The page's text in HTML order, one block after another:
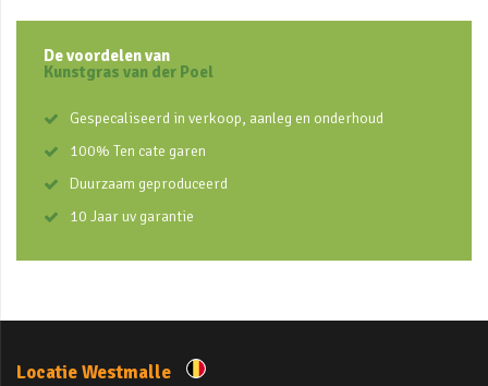
De voordelen van
Kunstgras van der Poel
Gespecaliseerd in verkoop, aanleg en onderhoud
100% Ten cate garen
Duurzaam geproduceerd
10 Jaar uv garantie
Locatie Westmalle